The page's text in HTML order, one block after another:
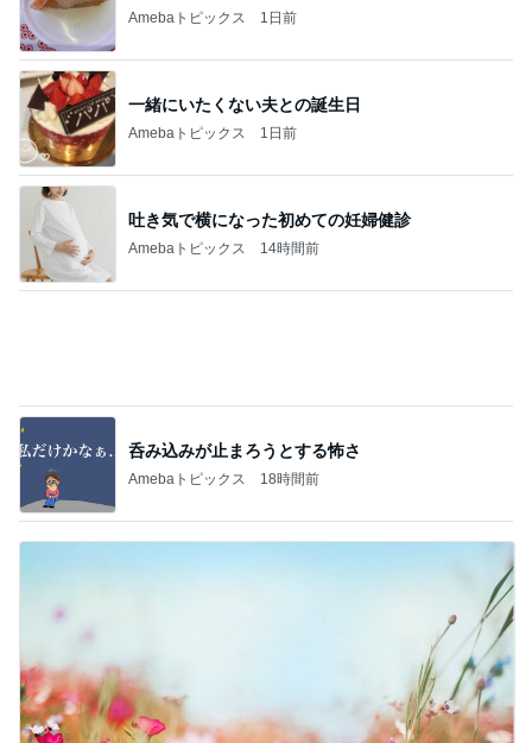
Amebaトピックス 1日前
一緒にいたくない夫との誕生日
Amebaトピックス 1日前
吐き気で横になった初めての妊婦健診
Amebaトピックス 14時間前
呑み込みが止まろうとする怖さ
Amebaトピックス 18時間前